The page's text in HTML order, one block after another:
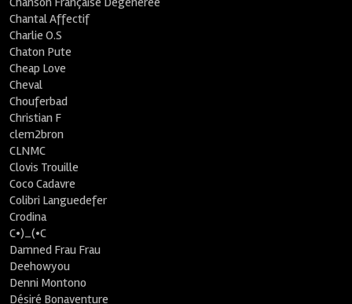
Chantal Affectif
Charlie O.S
Chaton Pute
Cheap Love
Cheval
Chouferbad
Christian F
clem2bron
CLNMC
Clovis Trouille
Coco Cadavre
Colibri Languedefer
Crodina
C•)_(•C
Damned Frau Frau
Deehowyou
Denni Montono
Désiré Bonaventure